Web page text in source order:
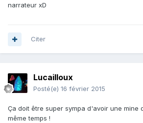
narrateur xD
Citer
Lucailloux
Posté(e) 16 février 2015
Ça doit être super sympa d'avoir une mine
même temps !